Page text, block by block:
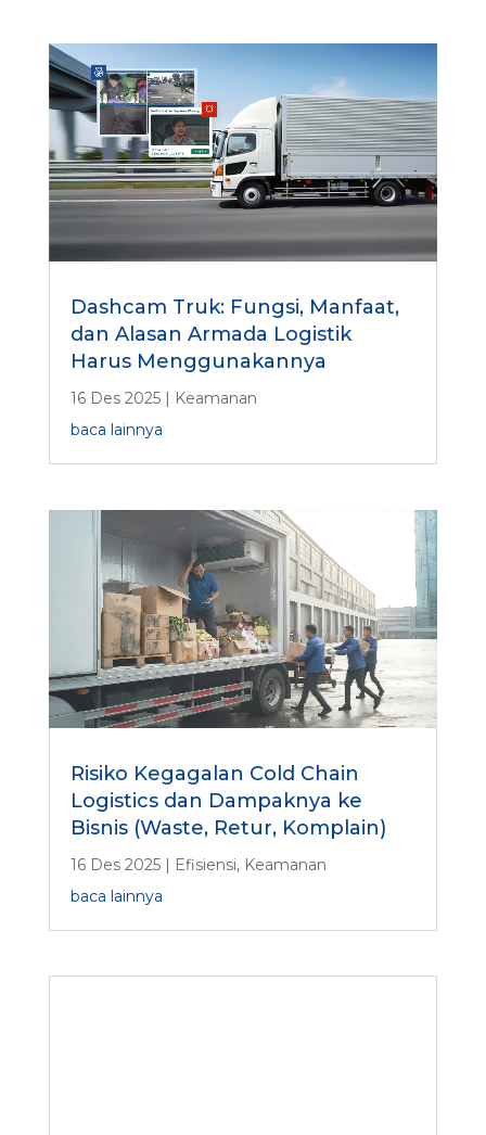
Dashcam Truk: Fungsi, Manfaat,
dan Alasan Armada Logistik
Harus Menggunakannya
16 Des 2025|
Keamanan
baca lainnya
Risiko Kegagalan Cold Chain
Logistics dan Dampaknya ke
Bisnis (Waste, Retur, Komplain)
16 Des 2025| Efisiensi, Keamanan
baca lainnya